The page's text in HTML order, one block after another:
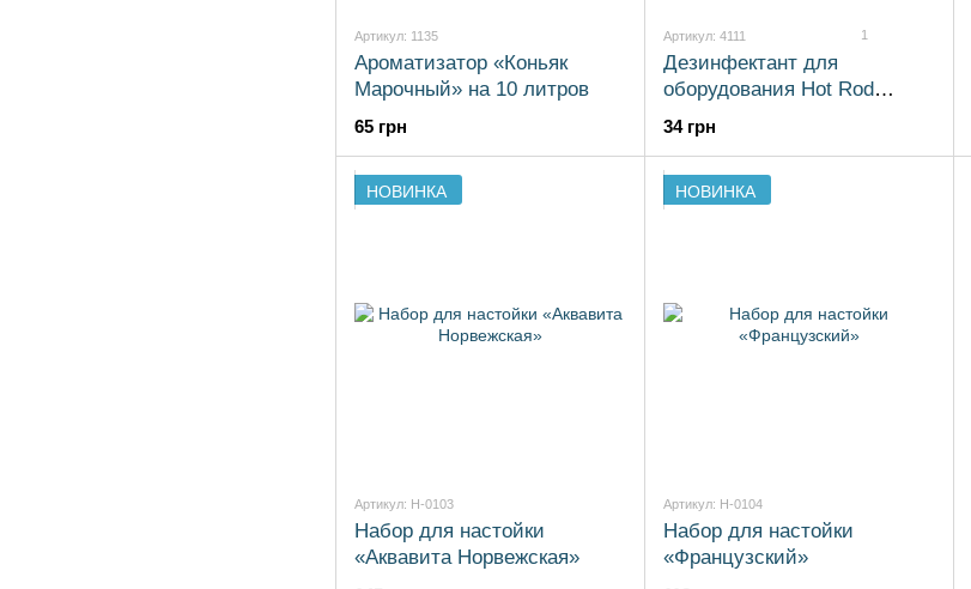
Артикул: 1135
Ароматизатор «Коньяк
Марочный» на 10 литров
65 грн
Артикул: 4111 1
Дезинфектант для
оборудования Hot Rod
Sanitizer
34 грн
НОВИНКА
Артикул: H-0103
Набор для настойки
«Аквавита Норвежская»
НОВИНКА
Артикул: H-0104
Набор для настойки
«Французский»